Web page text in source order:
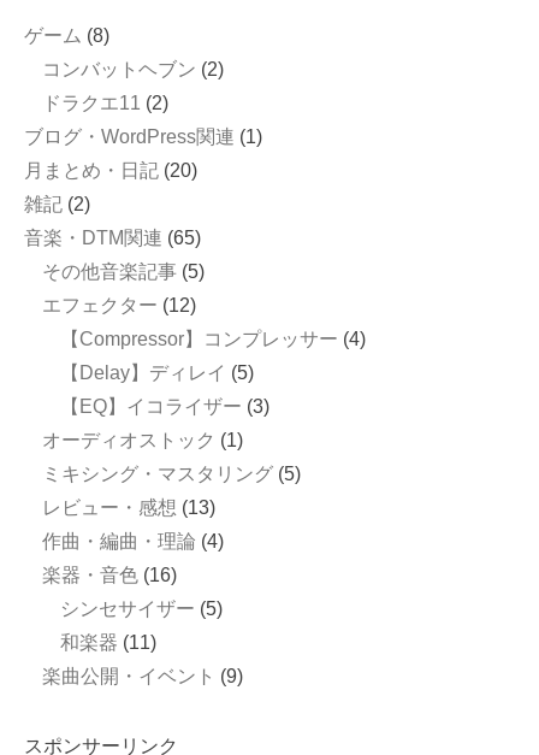
ゲーム (8)
コンバットヘブン (2)
ドラクエ11 (2)
ブログ・WordPress関連 (1)
月まとめ・日記 (20)
雑記 (2)
音楽・DTM関連 (65)
その他音楽記事 (5)
エフェクター (12)
【Compressor】コンプレッサー (4)
【Delay】ディレイ (5)
【EQ】イコライザー (3)
オーディオストック (1)
ミキシング・マスタリング (5)
レビュー・感想 (13)
作曲・編曲・理論 (4)
楽器・音色 (16)
シンセサイザー (5)
和楽器 (11)
楽曲公開・イベント (9)
スポンサーリンク